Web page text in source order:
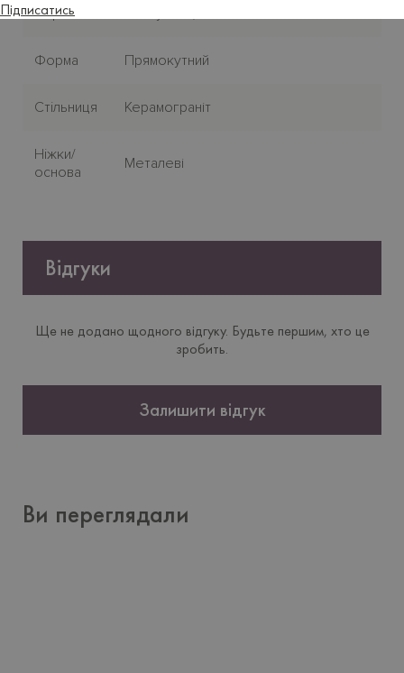
Підписатись
Версія
Форма Прямокутний
Стiльниця Керамограніт
Нiжки/
основа
Металеві
Відгуки
Ще не додано щодного відгуку. Будьте першим, хто це
зробить.
Залишити відгук
Ви переглядали